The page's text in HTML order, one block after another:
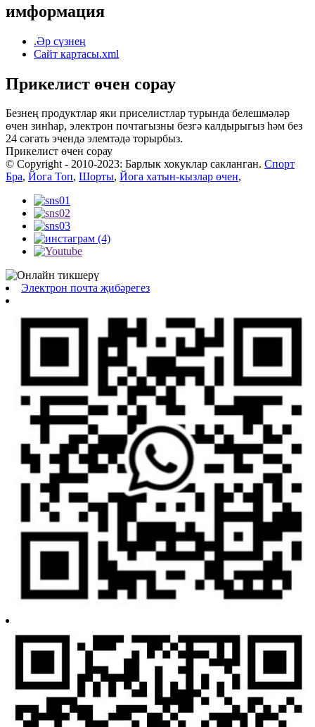
имформация
.Әр сүзнең
Сайт картасы.xml
Прикелист өчен сорау
Безнең продуктлар яки приселистлар турында белешмәләр
өчен зинһар, электрон почтагызны безгә калдырыгыз һәм без
24 сәгать эчендә элемтәдә торырбыз.
Прикелист өчен сорау
© Copyright - 2010-2023: Барлык хокуклар сакланган. Спорт
Бра, Йога Топ, Шорты, Йога хатын-кызлар өчен,
Электрон почта җибәрегез